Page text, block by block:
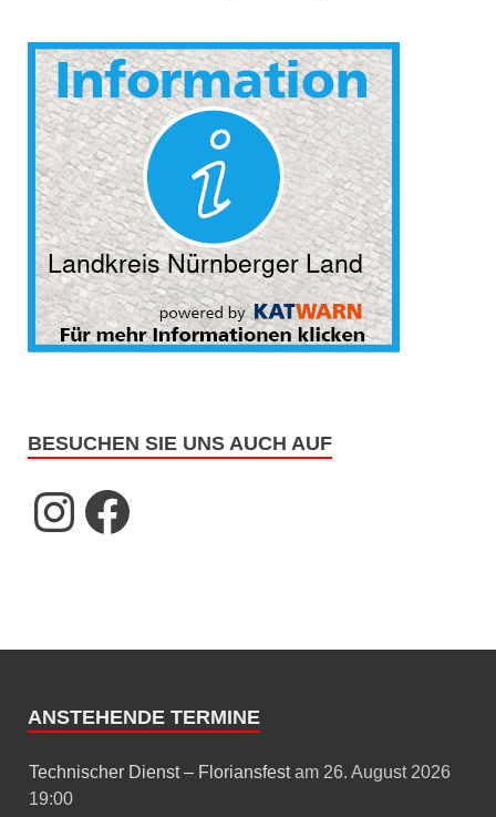
BESUCHEN SIE UNS AUCH AUF
ANSTEHENDE TERMINE
Technischer Dienst – Floriansfestam 26. August 2026
19:00